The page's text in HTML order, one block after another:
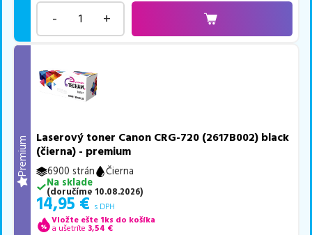
- +
Premium
Laserový toner Canon CRG-720 (2617B002) black
(čierna) - premium
6900 strán
Čierna
Na sklade
(doručíme 10.08.2026)
14,95 € s DPH
Vložte ešte 1ks do košíka
a ušetríte 3,54 €